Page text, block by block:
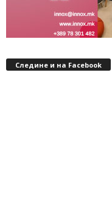
Следине и на Facebook